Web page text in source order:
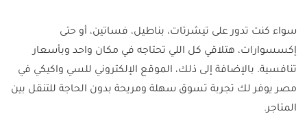
سواء كنت تدور على تيشرتات، بناطيل، فساتين، أو حتى
إكسسوارات، هتلاقي كل اللي تحتاجه في مكان واحد وبأسعار
تنافسية. بالإضافة إلى ذلك، الموقع الإلكتروني للسي واكيكي في
مصر يوفر لك تجربة تسوق سهلة ومريحة بدون الحاجة للتنقل بين
المتاجر.